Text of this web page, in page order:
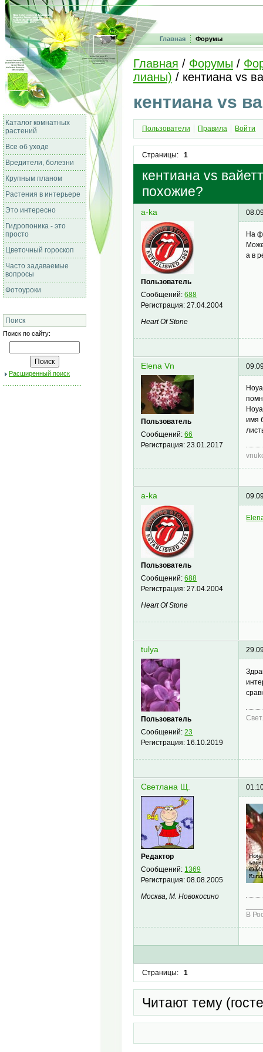
Главная Форумы
Каталог комнатных
растений
Все об уходе
Вредители, болезни
Крупным планом
Растения в интерьере
Это интересно
Гидропоника - это
просто
Цветочный гороскоп
Часто задаваемые
вопросы
Фотоуроки
Поиск
Поиск по сайту:
Расширенный поиск
Главная / Форумы /
лианы) / кентиана vs
кентиана vs
Пользователи Правила Войти
Страницы: 1
кентиана vs
похожие?
a-ka
Пользователь
Сообщений:688
Регистрация:27.04.2004
Heart Of Stone
На
а в
Elena Vn
Пользователь
Сообщений:66
Регистрация:23.01.2017
имя
a-ka
Пользователь
Сообщений:688
Регистрация:27.04.2004
Heart Of Stone
tulya
Пользователь
Сообщений:23
Регистрация: 16.10.2019
Светлана Щ.
Редактор
Сообщений: 1369
Регистрация:08.08.2005
Москва, М. Новокосино
В
Страницы: 1
Читают тему